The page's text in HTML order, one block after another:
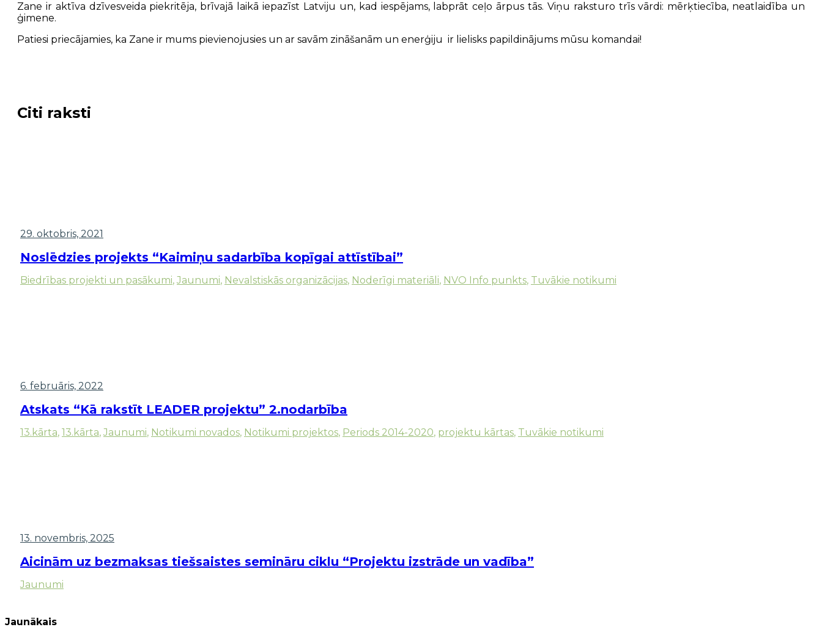
Zane ir aktīva dzīvesveida piekritēja, brīvajā laikā iepazīst Latviju un, kad iespējams, labprāt ceļo ārpus tās. Viņu raksturo trīs vārdi: mērķtiecība, neatlaidība un
ģimene.
Patiesi priecājamies, ka Zane ir mums pievienojusies un ar savām zināšanām un enerģiju ir lielisks papildinājums mūsu komandai!
Citi raksti
29. oktobris, 2021
Noslēdzies projekts “Kaimiņu sadarbība kopīgai attīstībai”
Biedrības projekti un pasākumi, Jaunumi, Nevalstiskās organizācijas, Noderīgi materiāli, NVO Info punkts, Tuvākie notikumi
6. februāris, 2022
Atskats “Kā rakstīt LEADER projektu” 2.nodarbība
13.kārta, 13.kārta, Jaunumi, Notikumi novados, Notikumi projektos, Periods 2014-2020, projektu kārtas, Tuvākie notikumi
13. novembris, 2025
Aicinām uz bezmaksas tiešsaistes semināru ciklu “Projektu izstrāde un vadība”
Jaunumi
Jaunākais